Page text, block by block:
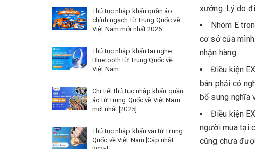
xưởng. Lý do
Nhóm E
cơ sở của
nhận hàng.
Điều kiện
bán phải có
bổ sung nghĩa
Điều kiện
người mua tại
cũng chưa
Thủ tục nhập khẩu quần áo
chính ngạch từ Trung Quốc về
Việt Nam mới nhất 2026
Thủ tục nhập khẩu tai nghe
Bluetooth từ Trung Quốc về
Việt Nam
Chi tiết thủ tục nhập khẩu quần
áo từ Trung Quốc về Việt Nam
mới nhất [2025]
Thủ tục nhập khẩu vải từ Trung
Quốc về Việt Nam [Cập nhật